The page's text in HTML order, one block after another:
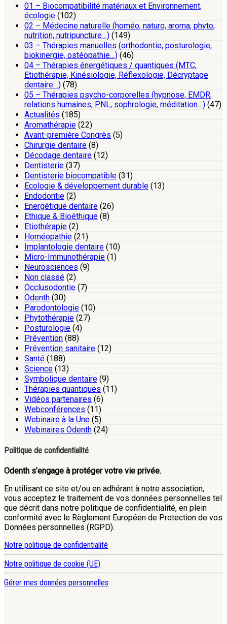
01 – Biocompatibilité matériaux et Environnement,
écologie (102)
02 – Médecine naturelle (homéo, naturo, aroma, phyto,
nutrition, nutripuncture…) (149)
03 – Thérapies manuelles (orthodontie, posturologie,
biokinergie, ostéopathie…) (46)
04 – Thérapies énergétiques / quantiques (MTC,
Etiothérapie, Kinésiologie, Réflexologie, Décryptage
dentaire…) (78)
05 – Thérapies psycho-corporelles (hypnose, EMDR,
relations humaines, PNL, sophrologie, méditation…) (47)
Actualités (185)
Aromathérapie (22)
Avant-première Congrès (5)
Chirurgie dentaire (8)
Décodage dentaire (12)
Dentisterie (37)
Dentisterie biocompatible (31)
Ecologie & développement durable (13)
Endodontie (2)
Energétique dentaire (26)
Ethique & Bioéthique (8)
Etiothérapie (2)
Homéopathie (21)
Implantologie dentaire (10)
Micro-Immunothérapie (1)
Neurosciences (9)
Non classé (2)
Occlusodontie (7)
Odenth (30)
Parodontologie (10)
Phytothérapie (27)
Posturologie (4)
Prévention (88)
Prévention sanitaire (12)
Santé (188)
Science (13)
Symbolique dentaire (9)
Thérapies quantiques (11)
Vidéos partenaires (6)
Webconférences (11)
Webinaire à la Une (5)
Webinaires Odenth (24)
Politique de confidentialité
Odenth s’engage à protéger votre vie privée.
En utilisant ce site et/ou en adhérant à notre association,
vous acceptez le traitement de vos données personnelles tel
que décrit dans notre politique de confidentialité, en plein
conformité avec le Règlement Européen de Protection de vos
Données personnelles (RGPD).
Notre politique de confidentialité
Notre politique de cookie (UE)
Gérer mes données personnelles